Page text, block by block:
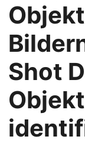
o
n
u
m
s
c
h
a
Shot